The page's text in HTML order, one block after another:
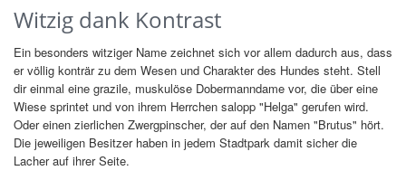
Witzig dank Kontrast
Ein besonders witziger Name zeichnet sich vor allem dadurch aus, dass
er völlig konträr zu dem Wesen und Charakter des Hundes steht. Stell
dir einmal eine grazile, muskulöse Dobermanndame vor, die über eine
Wiese sprintet und von ihrem Herrchen salopp "Helga" gerufen wird.
Oder einen zierlichen Zwergpinscher, der auf den Namen "Brutus" hört.
Die jeweiligen Besitzer haben in jedem Stadtpark damit sicher die
Lacher auf ihrer Seite.